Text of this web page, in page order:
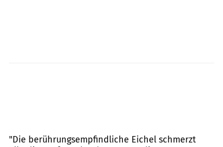
"Die berührungsempfindliche Eichel schmerzt